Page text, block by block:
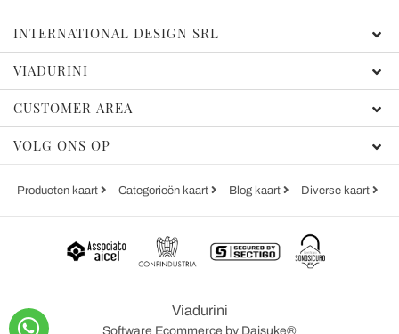
INTERNATIONAL DESIGN SRL
VIADURINI
CUSTOMER AREA
VOLG ONS OP
Producten kaart Categorieën kaart Blog kaart Diverse kaart
Viadurini
Software Ecommerce by Daisuke®